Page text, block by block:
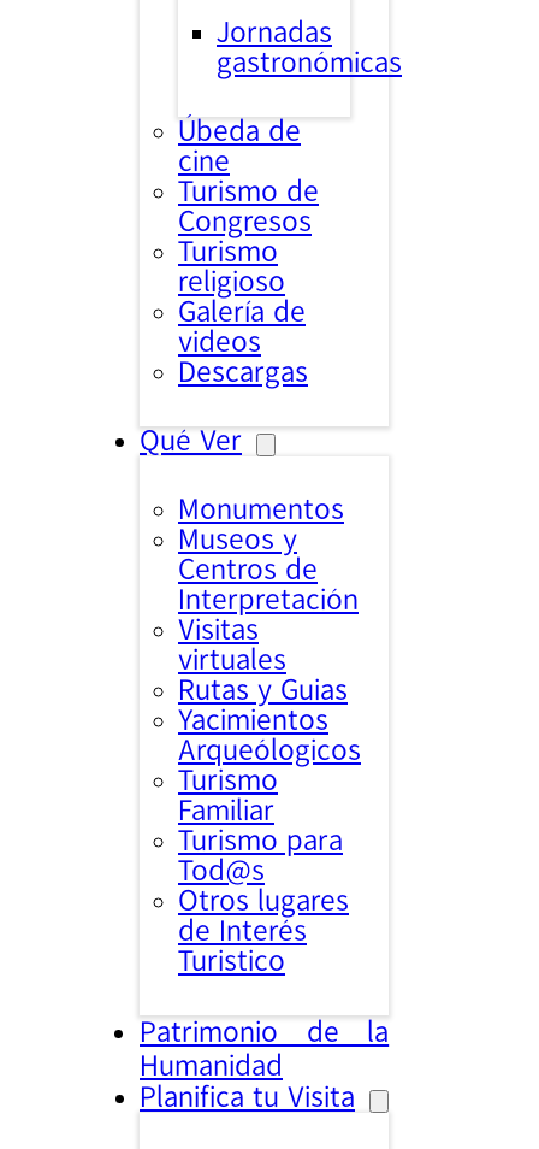
Jornadas
gastronómicas
Úbeda de
cine
Turismo de
Congresos
Turismo
religioso
Galería de
videos
Descargas
Qué Ver
Monumentos
Museos y
Centros de
Interpretación
Visitas
virtuales
Rutas y Guias
Yacimientos
Arqueólogicos
Turismo
Familiar
Turismo para
Tod@s
Otros lugares
de Interés
Turistico
Patrimonio de la
Humanidad
Planifica tu Visita